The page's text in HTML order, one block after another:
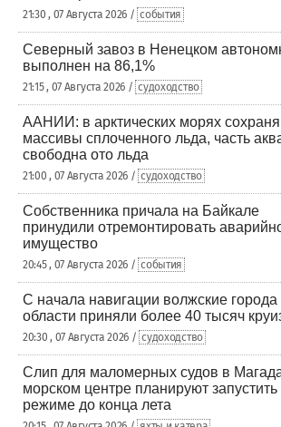
21:30 , 07 Августа 2026 / события
Северный завоз в Ненецком
выполнен на 86,1%
21:15 , 07 Августа 2026 / судоходство
ААНИИ: в арктических морях
массивы сплоченного льда, часть
свободна ото льда
21:00 , 07 Августа 2026 / судоходство
Собственника причала на Байкале
принудили отремонтировать
имущество
20:45 , 07 Августа 2026 / события
С начала навигации волжские
области приняли более 40 тысяч
20:30 , 07 Августа 2026 / судоходство
Слип для маломерных судов в
морском центре планируют запустить
режиме до конца лета